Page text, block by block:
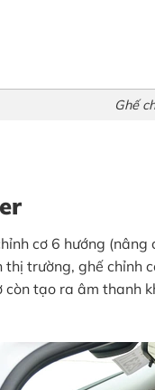
Ghế
cơ 6 hướng
trường, ghế chỉnh
còn tạo ra âm